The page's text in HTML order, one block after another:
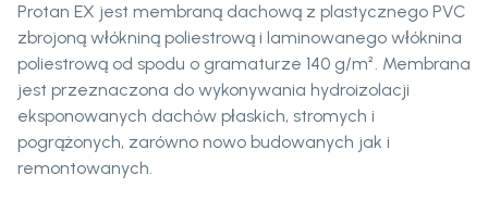
Protan EX jest membraną dachową z plastycznego PVC
zbrojoną włókniną poliestrową i laminowanego włóknina
poliestrową od spodu o gramaturze 140 g/m². Membrana
jest przeznaczona do wykonywania hydroizolacji
eksponowanych dachów płaskich, stromych i
pogrążonych, zarówno nowo budowanych jak i
remontowanych.